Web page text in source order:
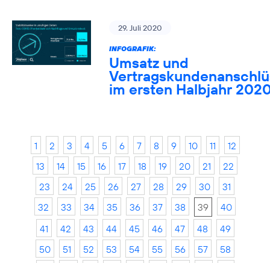
29. Juli 2020
INFOGRAFIK:
Umsatz und
im ersten Halbjahr
1 2 3 4 5 6 7 8 9 10 11
12
13
14 15 16 17 18 19 20 21
22
23
24 25 26 27 28 29 30
31
32
33 34 35 36 37 38 39
40
41
42 43 44 45 46 47 48
49
50
51 52 53 54 55 56 57
58